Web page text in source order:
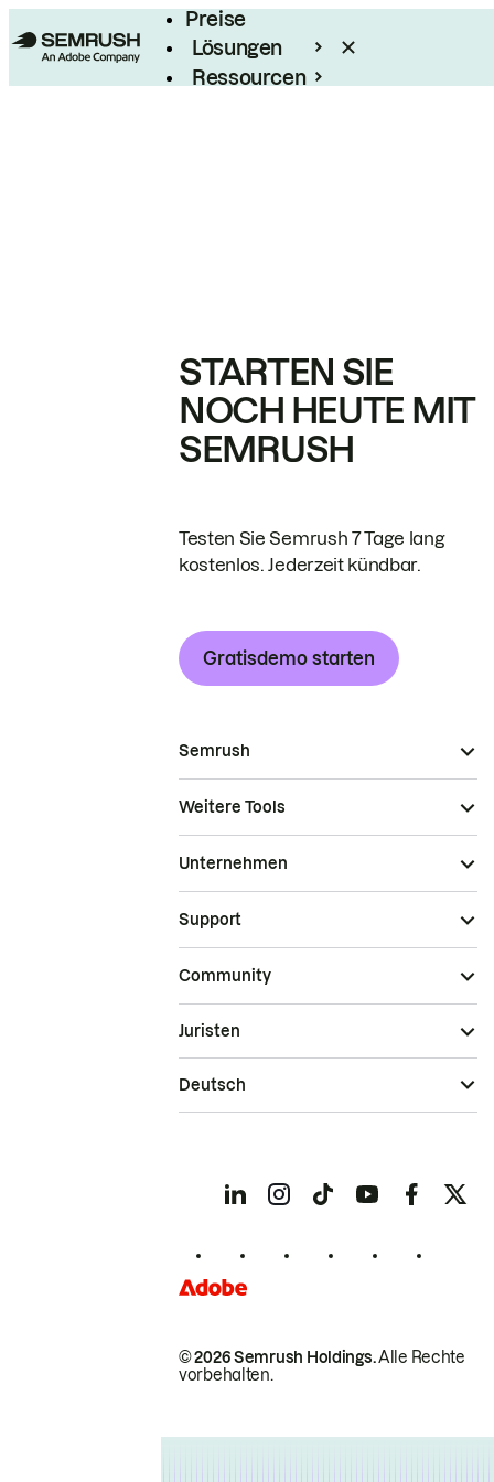
Preise
Lösungen
Ressourcen
STARTEN SIE
NOCH HEUTE MIT
SEMRUSH
Testen Sie Semrush 7 Tage lang
kostenlos. Jederzeit kündbar.
Gratisdemo starten
Semrush
Weitere Tools
Unternehmen
Support
Community
© 2026 Semrush Holdings.Alle Rechte
vorbehalten.
Juristen
Deutsch